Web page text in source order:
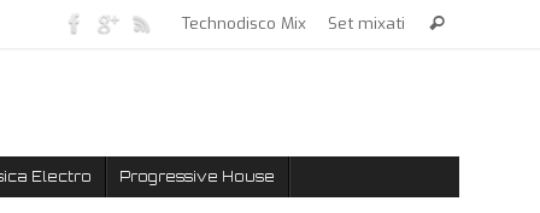
Technodisco Mix Set mixati
Electro Progressive House